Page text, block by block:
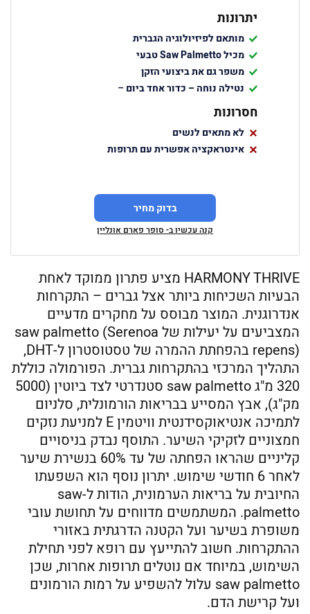
יתרונות
מותאם לפיזיולוגיה הגברית
מכיל
טבעי
משפר גם את ביצועי הזקן
נטילה נוחה – כדור אחד ביום –
חסרונות
לא מתאים לנשים
אינטראקציה אפשרית עם תרופות
בדוק מחיר
קנה עכשיו ב- סופר פארם אונליין
HARMONY THRIVE מציע פתרון ממוקד לאחת
הבעיות השכיחות ביותר אצל גברים – התקרחות
אנדרוגנית. המוצר מבוסס על מחקרים מדעיים
המצביעים על יעילות של saw palmetto (Serenoa
repens) בהפחתת ההמרה של טסטוסטרון ל-DHT,
התהליך המרכזי בהתקרחות גברית. הפורמולה כוללת
320 מ"ג saw palmetto סטנדרטי לצד ביוטין (5000
מק"ג), אבץ המסייע בבריאות הורמונלית, סלניום
לתמיכה אנטיאוקסידנטית וויטמין E למניעת נזקים
חמצוניים לזקיקי השיער. התוסף נבדק בניסויים
קליניים שהראו הפחתה של עד 60% בנשירת שיער
לאחר 6 חודשי שימוש. יתרון נוסף הוא השפעתו
החיובית על בריאות הערמונית, הודות ל-saw
palmetto. המשתמשים מדווחים על תחושת עובי
משופרת בשיער ועל הקטנה הדרגתית באזורי
ההתקרחות. חשוב להתייעץ עם רופא לפני תחילת
השימוש, במיוחד אם נוטלים תרופות אחרות, שכן
saw palmetto עלול להשפיע על רמות הורמונים
ועל קרישת הדם.